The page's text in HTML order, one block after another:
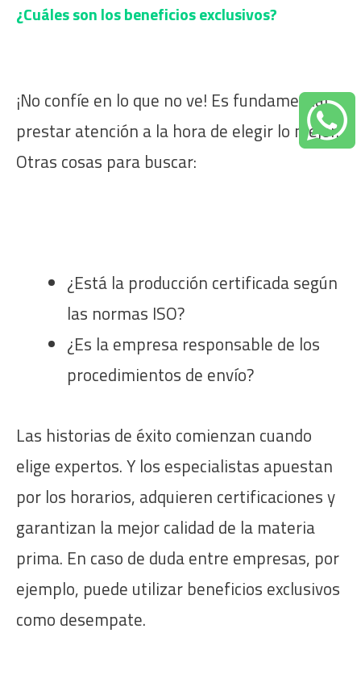
¿Cuáles son los beneficios exclusivos?
¡No confíe en lo que no ve! Es fundamental
prestar atención a la hora de elegir lo mejor.
Otras cosas para buscar:
¿Está la producción certificada según
las normas ISO?
¿Es la empresa responsable de los
procedimientos de envío?
Las historias de éxito comienzan cuando
elige expertos. Y los especialistas apuestan
por los horarios, adquieren certificaciones y
garantizan la mejor calidad de la materia
prima. En caso de duda entre empresas, por
ejemplo, puede utilizar beneficios exclusivos
como desempate.